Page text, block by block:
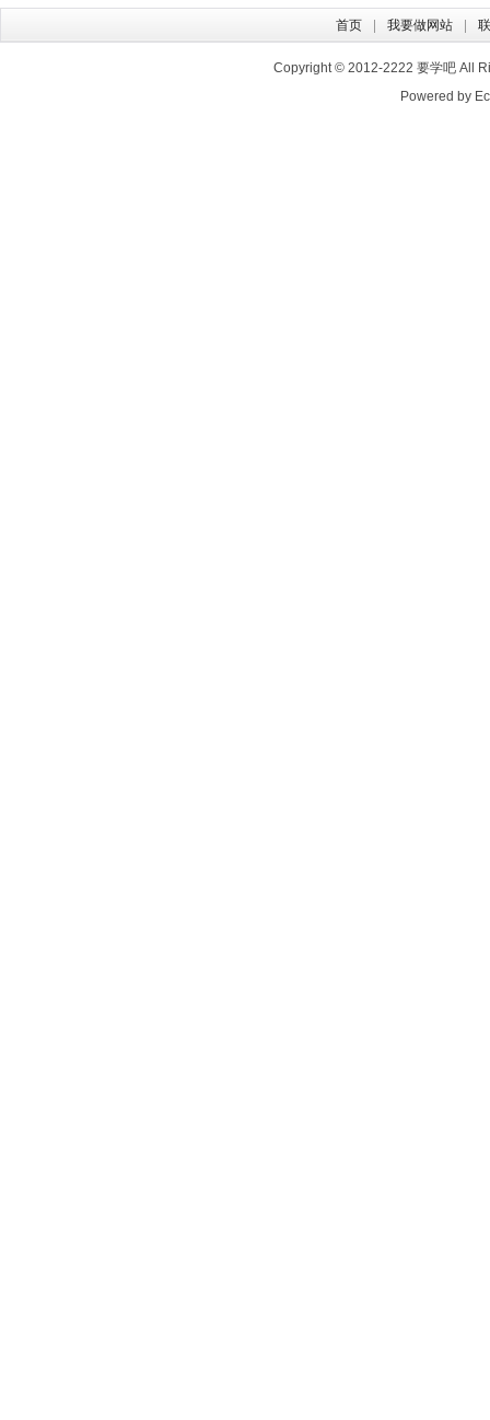
首页 我要做网站
Copyright © 2012-2222 要学吧 All
Powered by